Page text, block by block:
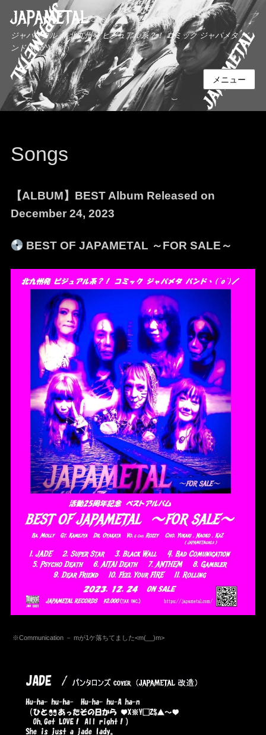
JAPAMETAL
ジャパメタル ... 北九州発 ビジュアル系？！ コミック ジャパメタ バ
ンドヽ(^o^)丿
メニュー
Songs
【ALBUM】BEST Album Released on
December 24, 2023
BEST OF JAPAMETAL ～FOR SALE～
※Communication － mが1ケ落ちてました<m(__)m>